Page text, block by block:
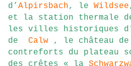
d’ Alpirsbach, le Wildsee
et la station thermale
les villes historiques
de Calw
, le château de
contreforts du plateau
des crêtes « la